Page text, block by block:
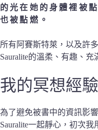
的光在她的身體裡被
也被點燃。
所有阿賽斯特萊，以及許
Sauralite的溫柔、有趣、
我的冥想經驗
為了避免被書中的資訊影
Sauralite一起靜心，初次